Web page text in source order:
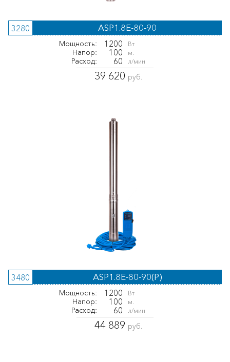
3280 ASP1.8E-80-90
Мощность: 1200 Вт
Напор: 100 м.
Расход: 60 л/мин
39 620 руб.
3480 ASP1.8E-80-90(P)
Мощность: 1200 Вт
Напор: 100 м.
Расход: 60 л/мин
44 889 руб.